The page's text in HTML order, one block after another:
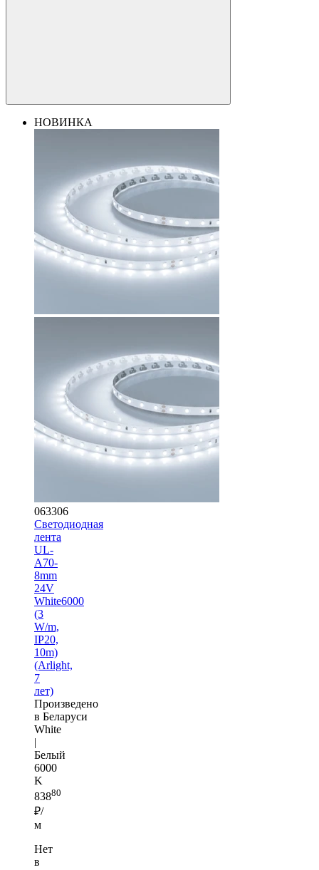
НОВИНКА
063306
Светодиодная
лента
UL-
A70-
8mm
24V
White6000
(3
W/m,
IP20,
10m)
(Arlight,
7
лет)
Произведено
в Беларуси
White
|
Белый
6000
K
83880
₽/
м
Нет
в